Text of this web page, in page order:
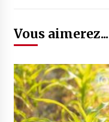
Vous aimerez...